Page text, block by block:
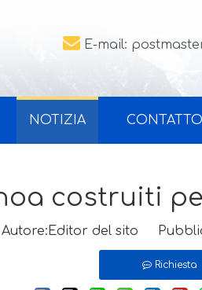
 E-mail:
NOTIZIA CONTATTO
costruiti
del sito
Richiesta